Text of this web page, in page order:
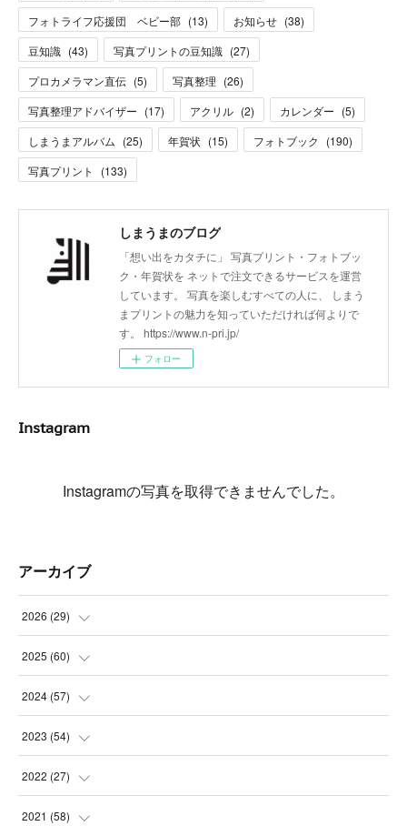
フォトライフ応援団 ベビー部 (13) お知らせ (38)
豆知識 (43) 写真プリントの豆知識 (27)
プロカメラマン直伝 (5) 写真整理 (26)
写真整理アドバイザー (17) アクリル (2) カレンダー (5)
しまうまアルバム (25) 年賀状 (15) フォトブック (190)
写真プリント
(133)
しまうまのブログ
「想い出をカタチに」 写真プリント・フォトブッ
ク・年賀状を ネットで注文できるサービスを運営
しています。 写真を楽しむすべての人に、 しまう
まプリントの魅力を知っていただければ何よりで
す。 https://www.n-pri.jp/
フォロー
Instagram
Instagramの写真を取得できませんでした。
アーカイブ
2026 (29)
(5
(3
(7
(6
2025 (60)
(3
(3
(3
(2
2024 (57)
(4
(5
(2
2023 (54)
(6
(8
2022 (27)
(1
2021 (58)